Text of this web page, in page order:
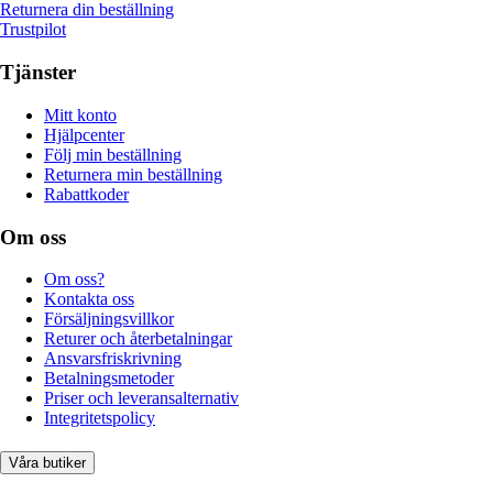
Returnera din beställning
Trustpilot
Tjänster
Mitt konto
Hjälpcenter
Följ min beställning
Returnera min beställning
Rabattkoder
Om oss
Om oss?
Kontakta oss
Försäljningsvillkor
Returer och återbetalningar
Ansvarsfriskrivning
Betalningsmetoder
Priser och leveransalternativ
Integritetspolicy
Våra butiker